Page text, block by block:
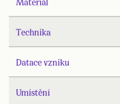
Technika
Datace vzniku
Umístění